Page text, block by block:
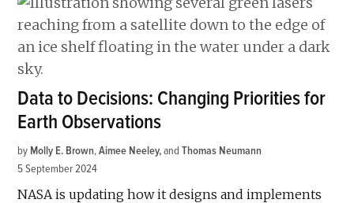
Data to Decisions: Changing Priorities for
Earth Observations
by Molly E. Brown,Aimee Neeley andThomas Neumann
5 September 2024
NASA is updating how it designs and implements